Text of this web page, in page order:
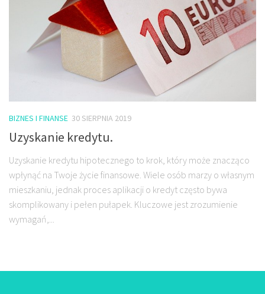
BIZNES I FINANSE 30 SIERPNIA 2019
Uzyskanie kredytu.
Uzyskanie kredytu hipotecznego to krok, który może znacząco
wpłynąć na Twoje życie finansowe. Wiele osób marzy o własnym
mieszkaniu, jednak proces aplikacji o kredyt często bywa
skomplikowany i pełen pułapek. Kluczowe jest zrozumienie
wymagań,...